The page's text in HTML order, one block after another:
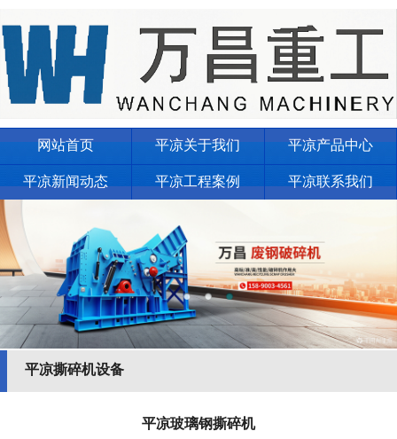
网站首页 平凉关于我们 平凉产品中心
平凉新闻动态 平凉工程案例 平凉联系我们
平凉撕碎机设备
平凉玻璃钢撕碎机